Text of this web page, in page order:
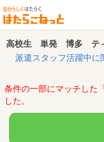
高校生 単発 博多 テ
派遣スタッフ活躍中に
条件の一部にマッチした
した。